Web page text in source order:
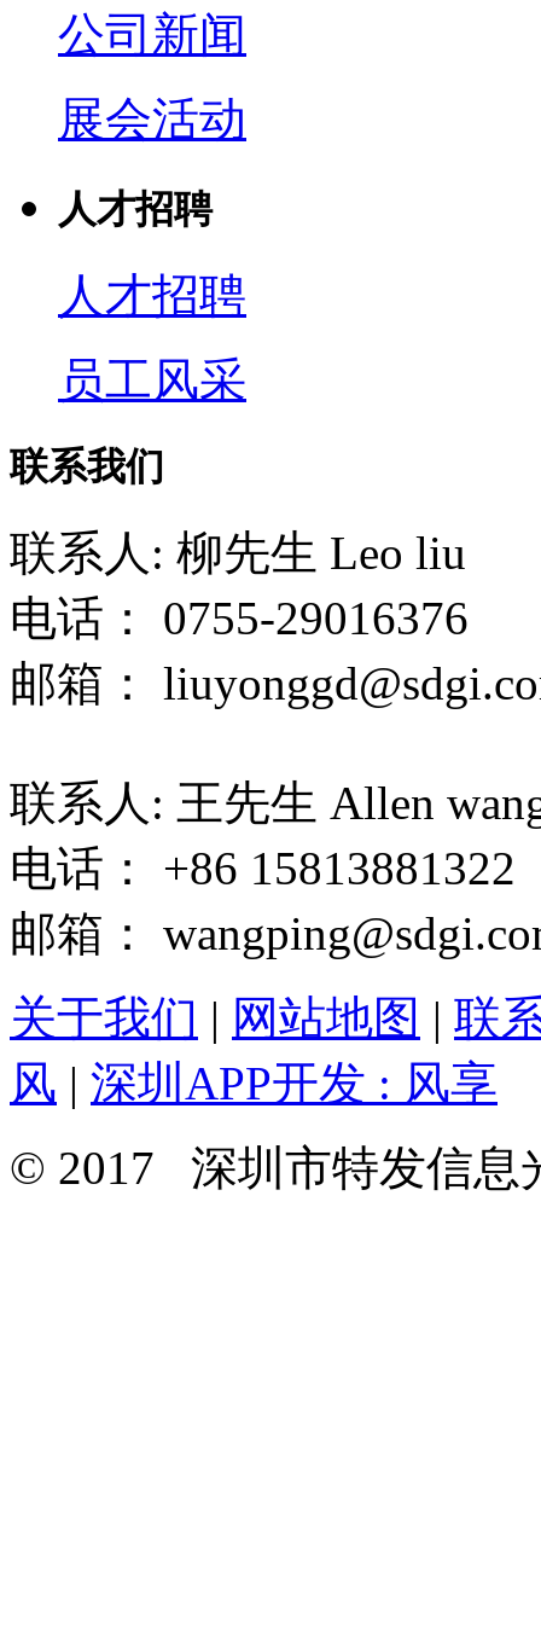
公司新闻
展会活动
人才招聘
人才招聘
员工风采
联系我们
联系人: 柳先生 Leo liu
电话： 0755-29016376
邮箱：
联系人: 王先生 Allen
电话： +86 15813881322
邮箱：
关于我们 | 网站地图 | 联
风 | 深圳APP开发 : 风享
© 2017 深圳市特发信息